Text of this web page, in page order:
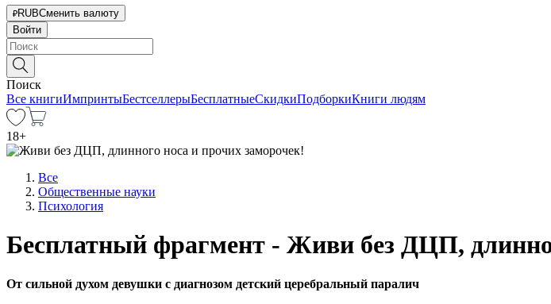
RUBСменить валюту
Войти
Поиск
Все книгиИмпринтыБестселлерыБесплатныеСкидкиПодборкиКниги людям
18+
Все
Общественные науки
Психология
Бесплатный фрагмент - Живи без ДЦП,
От сильной духом девушки с диагнозом детский церебральный паралич